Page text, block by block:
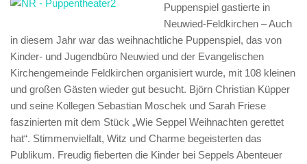
Puppenspiel gastierte in
Neuwied-Feldkirchen –Auch
in diesem Jahr war das weihnachtliche Puppenspiel, das von
Kinder- und Jugendbüro Neuwied und der Evangelischen
Kirchengemeinde Feldkirchen organisiert wurde, mit 108 kleinen
und großen Gästen wieder gut besucht. Björn Christian Küpper
und seine Kollegen Sebastian Moschek und Sarah Friese
faszinierten mit dem Stück „Wie Seppel Weihnachten gerettet
hat“. Stimmenvielfalt, Witz und Charme begeisterten das
Publikum. Freudig fieberten die Kinder bei Seppels Abenteuer